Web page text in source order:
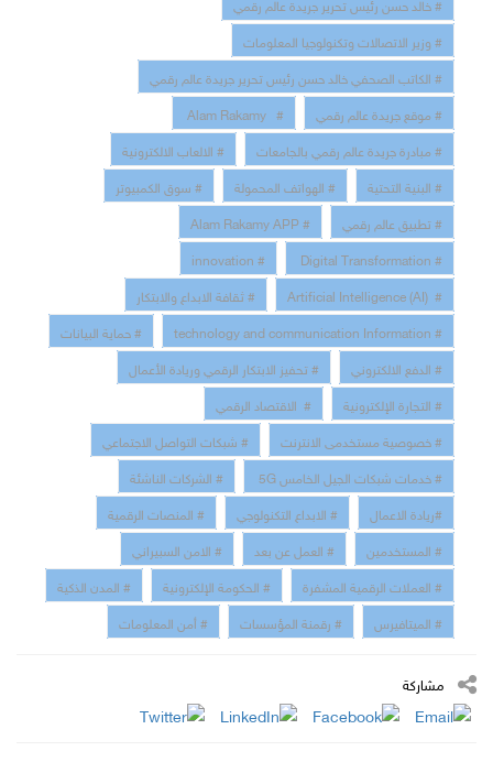
# وزير الاتصالات وتكنولوجيا المعلومات
# الكاتب الصحفي خالد حسن رئيس تحرير جريدة عالم رقمي
# موقع جريدة عالم رقمي
# Alam Rakamy
# مبادرة جريدة عالم رقمي بالجامعات
# الالعاب الالكترونية
# البنية التحتية
# الهواتف المحمولة
# سوق الكمبيوتر
# تطبيق عالم رقمي
# Alam Rakamy APP
# Digital Transformation
# innovation
# Artificial Intelligence (AI)
# ثقافة الابداع والابتكار
# technology and communication Information
# حماية البيانات
# الدفع الالكتروني
# تحفيز الابتكار الرقمي وريادة الأعمال
# التجارة الإلكترونية
# الاقتصاد الرقمي
# خصوصية مستخدمى الانترنت
# شبكات التواصل الاجتماعي
# خدمات شبكات الجيل الخامس 5G
# الشركات الناشئة
#ريادة الاعمال
# الابداع التكنولوجي
# المنصات الرقمية
# المستخدمين
# العمل عن بعد
# الامن السبيراني
# العملات الرقمية المشفرة
# الحكومة الإلكترونية
# المدن الذكية
# الميتافيرس
# رقمنة المؤسسات # أمن المعلومات
مشاركة